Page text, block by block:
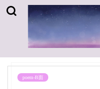
poem-B面